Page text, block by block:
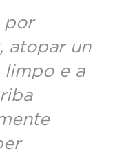
por
atopar un
limpo e a